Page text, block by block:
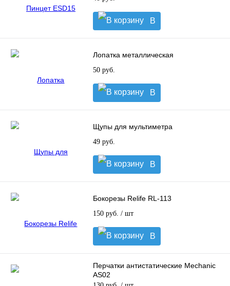
В
корзину
Лопатка металлическая
50 руб.
В
корзину
Щупы для мультиметра
49 руб.
В
корзину
Бокорезы Relife RL-113
150 руб. / шт
В
корзину
Перчатки антистатические Mechanic
AS02